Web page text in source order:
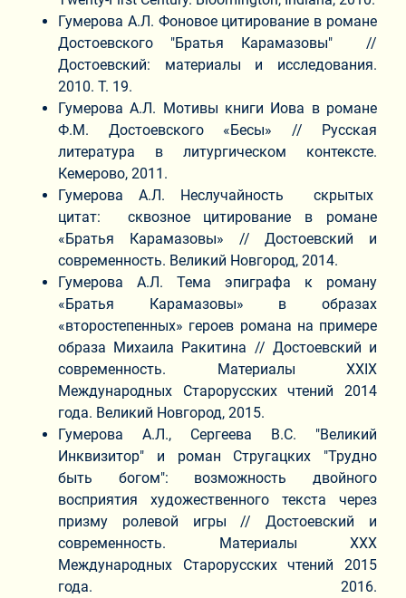
Гумерова А.Л. Фоновое цитирование в романе
Достоевского "Братья Карамазовы" //
Достоевский: материалы и исследования.
2010. Т. 19.
Гумерова А.Л. Мотивы книги Иова в романе
Ф.М. Достоевского «Бесы» // Русская
литература в литургическом контексте.
Кемерово, 2011.
Гумерова А.Л. Неслучайность скрытых
цитат: сквозное цитирование в романе
«Братья Карамазовы» // Достоевский и
современность. Великий Новгород, 2014.
Гумерова А.Л. Тема эпиграфа к роману
«Братья Карамазовы» в образах
«второстепенных» героев романа на примере
образа Михаила Ракитина // Достоевский и
современность. Материалы XXIX
Международных Старорусских чтений 2014
года. Великий Новгород, 2015.
Гумерова А.Л., Сергеева В.С. "Великий
Инквизитор" и роман Стругацких "Трудно
быть богом": возможность двойного
восприятия художественного текста через
призму ролевой игры // Достоевский и
современность. Материалы ХХХ
Международных Старорусских чтений 2015
года. 2016.